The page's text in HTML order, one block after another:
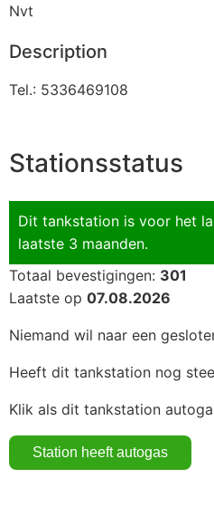
Nvt
Description
Tel.: 5336469108
Stationsstatus
Dit tankstation is voor het
laatste 3 maanden.
Totaal bevestigingen: 301
Laatste op 07.08.2026
Niemand wil naar een
Heeft dit tankstation nog
Klik als dit tankstation